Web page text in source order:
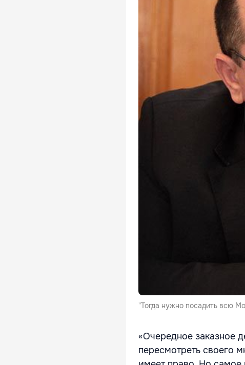
"Тогда нужно посадить всю
«Очередное заказное
пересмотреть своего